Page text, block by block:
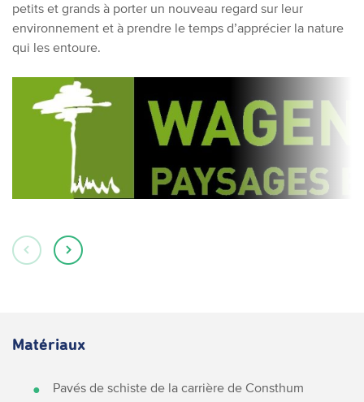
petits et grands à porter un nouveau regard sur leur
environnement et à prendre le temps d’apprécier la nature
qui les entoure.
Matériaux
Pavés de schiste de la carrière de Consthum